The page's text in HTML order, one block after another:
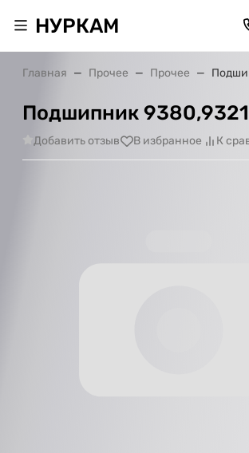
НУРКАМ
Главная Прочее Прочее
Подшипник 9380,9321
Добавить отзыв В избранное К